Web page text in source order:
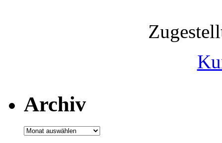
Archiv
Archiv